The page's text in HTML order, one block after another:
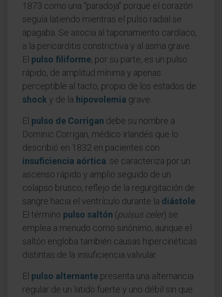
1873 como una "paradoja" porque el corazón
seguía latiendo mientras el pulso radial se
apagaba. Se asocia al taponamiento cardíaco,
a la pericarditis constrictiva y al asma grave.
El pulso filiforme, por su parte, es un pulso
rápido, de amplitud mínima y apenas
perceptible al tacto, propio de los estados de
shock y de la hipovolemia grave.
El pulso de Corrigan debe su nombre a
Dominic Corrigan, médico irlandés que lo
describió en 1832 en pacientes con
insuficiencia aórtica: se caracteriza por un
ascenso rápido y amplio seguido de un
colapso brusco, reflejo de la regurgitación de
sangre hacia el ventrículo durante la diástole
El término pulso saltón (pulsus celer) se
emplea a menudo como sinónimo, aunque el
saltón engloba también causas hipercinéticas
distintas de la insuficiencia valvular.
El pulso alternante presenta una alternancia
regular de un latido fuerte y uno débil sin que